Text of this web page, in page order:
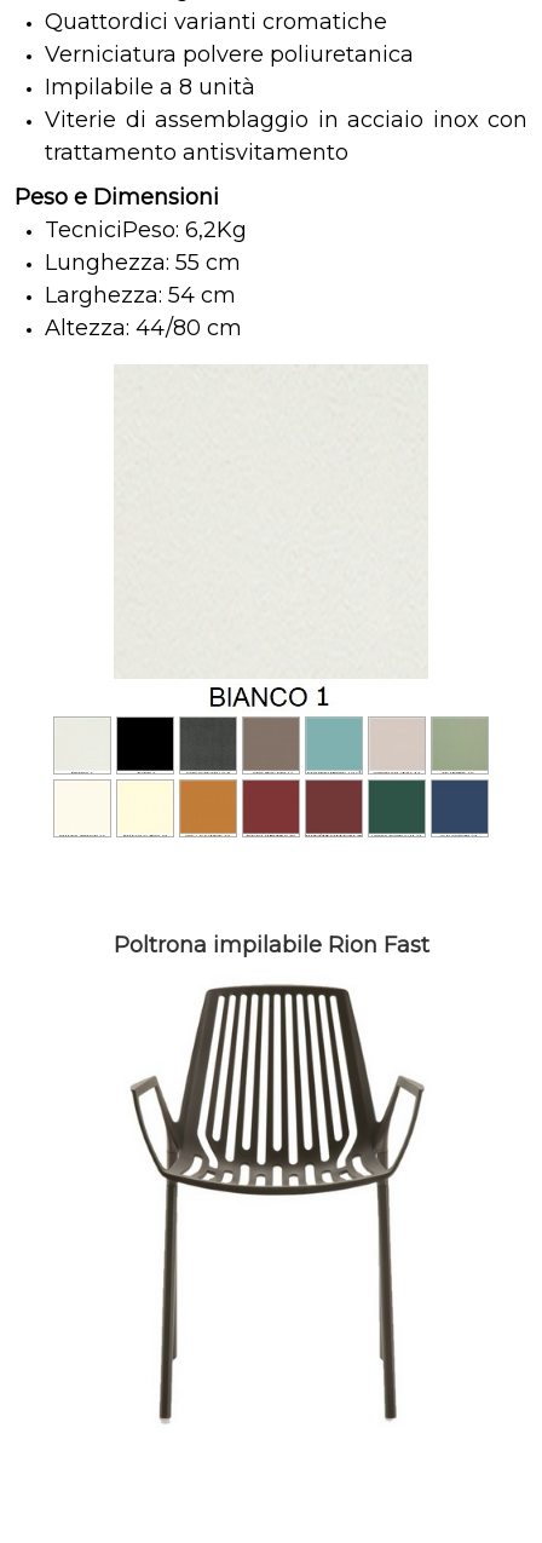
Quattordici varianti cromatiche
Verniciatura polvere poliuretanica
Impilabile a 8 unità
Viterie di assemblaggio in acciaio inox con
trattamento antisvitamento
Peso e Dimensioni
TecniciPeso: 6,2Kg
Lunghezza: 55 cm
Larghezza: 54 cm
Altezza: 44/80 cm
Poltrona impilabile Rion Fast